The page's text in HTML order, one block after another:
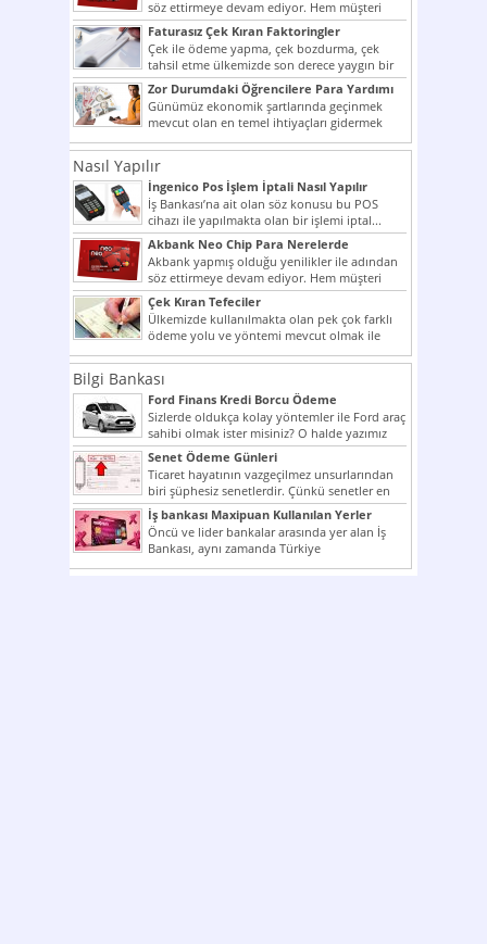
söz ettirmeye devam ediyor. Hem müşteri
potansiyelini arttırmak hem...
Faturasız Çek Kıran Faktoringler
Çek ile ödeme yapma, çek bozdurma, çek
tahsil etme ülkemizde son derece yaygın bir
şekilde...
Zor Durumdaki Öğrencilere Para Yardımı
Günümüz ekonomik şartlarında geçinmek
mevcut olan en temel ihtiyaçları gidermek
dahi son derece zor olmak...
Nasıl Yapılır
İngenico Pos İşlem İptali Nasıl Yapılır
İş Bankası’na ait olan söz konusu bu POS
cihazı ile yapılmakta olan bir işlemi iptal...
Akbank Neo Chip Para Nerelerde
Kullanılır?
Akbank yapmış olduğu yenilikler ile adından
söz ettirmeye devam ediyor. Hem müşteri
potansiyelini arttırmak hem...
Çek Kıran Tefeciler
Ülkemizde kullanılmakta olan pek çok farklı
ödeme yolu ve yöntemi mevcut olmak ile
beraber bunlar...
Bilgi Bankası
Ford Finans Kredi Borcu Ödeme
Sizlerde oldukça kolay yöntemler ile Ford araç
sahibi olmak ister misiniz? O halde yazımız
ilginizi...
Senet Ödeme Günleri
Ticaret hayatının vazgeçilmez unsurlarından
biri şüphesiz senetlerdir. Çünkü senetler en
çok kullanılan ödeme araçlarıdır. Taksitler...
İş bankası Maxipuan Kullanılan Yerler
Öncü ve lider bankalar arasında yer alan İş
Bankası, aynı zamanda Türkiye
Cumhuriyeti’nin ilk milli...